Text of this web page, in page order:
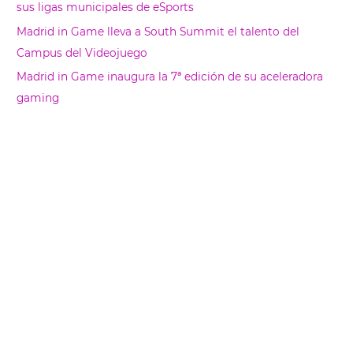
sus ligas municipales de eSports
Madrid in Game lleva a South Summit el talento del
Campus del Videojuego
Madrid in Game inaugura la 7ª edición de su aceleradora
gaming